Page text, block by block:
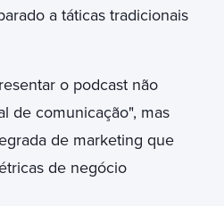
a táticas tradicionais
o podcast não
de comunicação", mas
de marketing que
de negócio